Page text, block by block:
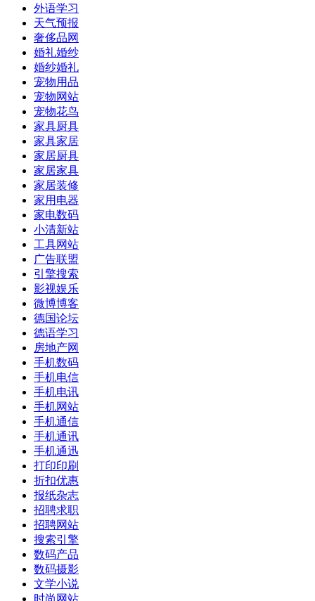
外语学习
天气预报
奢侈品网
婚礼婚纱
婚纱婚礼
宠物用品
宠物网站
宠物花鸟
家具厨具
家具家居
家居厨具
家居家具
家居装修
家用电器
家电数码
小清新站
工具网站
广告联盟
引擎搜索
影视娱乐
微博博客
德国论坛
德语学习
房地产网
手机数码
手机电信
手机电讯
手机网站
手机通信
手机通讯
手机通迅
打印印刷
折扣优惠
报纸杂志
招聘求职
招聘网站
搜索引擎
数码产品
数码摄影
文学小说
时尚网站